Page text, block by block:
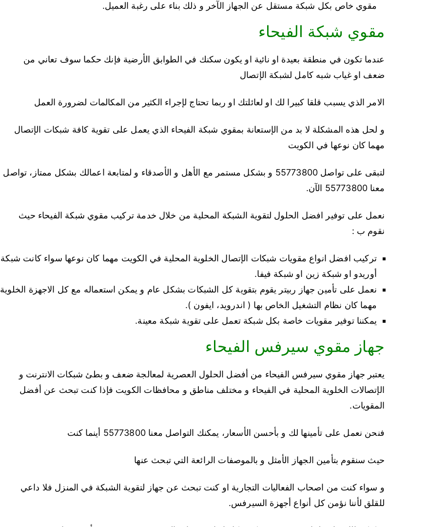
مقوي خاص بكل شبكة مستقل عن الجهاز الآخر و ذلك بناء على رغبة العميل.
مقوي شبكة الفيحاء
عندما تكون في منطقة بعيدة او نائية او يكون سكنك في الطوابق الأرضية فإنك حكما سوف تعاني من
ضعف او غياب شبه كامل لشبكة الإتصال
الامر الذي يسبب قلقا كبيرا لك او لعائلتك او ربما تحتاج لإجراء الكثير من المكالمات لضرورة العمل
و لحل هذه المشكلة لا بد من الإستعانة بمقوي شبكة الفيحاء الذي يعمل على تقوية كافة شبكات الإتصال
مهما كان نوعها في الكويت
لتبقى على تواصل 55773800 و بشكل مستمر مع الأهل و الأصدقاء و لمتابعة اعمالك بشكل ممتاز، تواصل
معنا 55773800 الآن.
نعمل على توفير افضل الحلول لتقوية الشبكة المحلية من خلال خدمة تركيب مقوي شبكة الفيحاء حيث
نقوم ب :
تركيب افضل انواع مقويات شبكات الإتصال الخلوية المحلية في الكويت مهما كان نوعها سواء كانت شبكة
أوريدو او شبكة زين او شبكة فيفا.
نعمل على تأمين جهاز ربيتر يقوم بتقوية كل الشبكات بشكل عام و يمكن استعماله مع كل الاجهزة الخلوية
مهما كان نظام التشغيل الخاص بها ( اندرويد، ايفون ).
يمكننا توفير مقويات خاصة بكل شبكة تعمل على تقوية شبكة معينة.
جهاز مقوي سيرفس الفيحاء
يعتبر جهاز مقوي سيرفس الفيحاء من أفضل الحلول العصرية لمعالجة ضعف و بطئ شبكات الانترنت و
الإتصالات الخلوية المحلية في الفيحاء و مختلف مناطق و محافظات الكويت فإذا كنت تبحث عن أفضل
المقويات.
فنحن نعمل على تأمينها لك و بأحسن الأسعار، يمكنك التواصل معنا 55773800 أينما كنت
حيث سنقوم بتأمين الجهاز الأمثل و بالموصفات الرائعة التي تبحث عنها
و سواء كنت من اصحاب الفعاليات التجارية او كنت تبحث عن جهاز لتقوية الشبكة في المنزل فلا داعي
للقلق لأننا نؤمن كل أنواع أجهزة السيرفس.